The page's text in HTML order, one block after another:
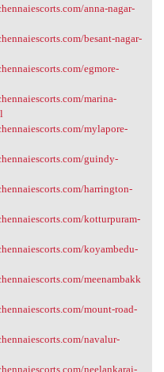
anna-nagar-
besant-nagar-
egmore-
marina-
mylapore-
guindy-
harrington-
kotturpuram-
koyambedu-
meenambakk
mount-road-
navalur-
neelankarai-